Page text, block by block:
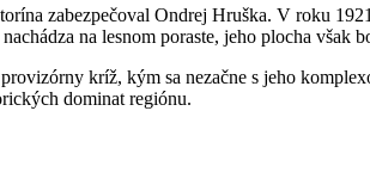
zabezpečoval Ondrej Hruška. V roku
na lesnom poraste, jeho plocha však
kríž, kým sa nezačne s jeho
dominat regiónu.